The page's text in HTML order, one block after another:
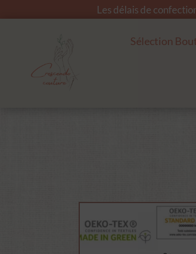
Les délais de
Sélection